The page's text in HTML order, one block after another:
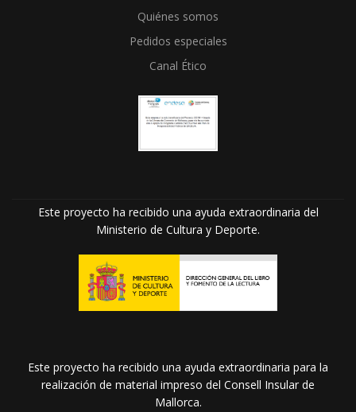
Quiénes somos
Pedidos especiales
Canal Ético
Este proyecto ha recibido una ayuda extraordinaria del
Ministerio de Cultura y Deporte.
Este proyecto ha recibido una ayuda extraordinaria para la
realización de material impreso del Consell Insular de
Mallorca.